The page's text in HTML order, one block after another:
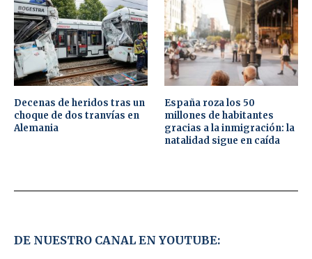
Decenas de heridos tras un
choque de dos tranvías en
Alemania
España roza los 50
millones de habitantes
gracias a la inmigración: la
natalidad sigue en caída
DE NUESTRO CANAL EN YOUTUBE: